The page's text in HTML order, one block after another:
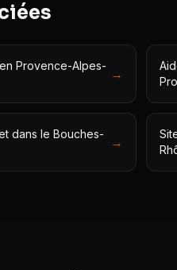
Provence-Alpes-
→
dans le Bouches-
→